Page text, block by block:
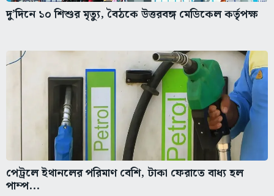
দু’দিনে ১০ শিশুর মৃত্যু, বৈঠকে উত্তরবঙ্গ মেডিকেল কর্তৃপক্ষ
পেট্রলে ইথানলের পরিমাণ বেশি, টাকা ফেরাতে বাধ্য হল
পাম্প...